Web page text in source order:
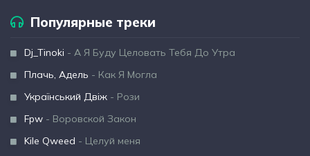
Популярные треки
Dj_Tinoki - А Я Буду Целовать Тебя До Утра
Плачь, Адель - Как Я Могла
Український Двіж - Рози
Fpw - Воровской Закон
Kile Qweed - Целуй меня